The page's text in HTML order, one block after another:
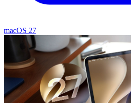
macOS 27